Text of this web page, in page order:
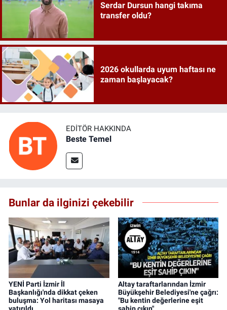
Serdar Dursun hangi takıma
transfer oldu?
2026 okullarda uyum haftası ne
zaman başlayacak?
EDITÖR HAKKINDA
Beste Temel
Bunlar da ilginizi çekebilir
YENİ Parti İzmir İl
Başkanlığı'nda dikkat çeken
buluşma: Yol haritası masaya
Altay taraftarlarından İzmir
Büyükşehir Belediyesi'ne çağrı:
"Bu kentin değerlerine eşit